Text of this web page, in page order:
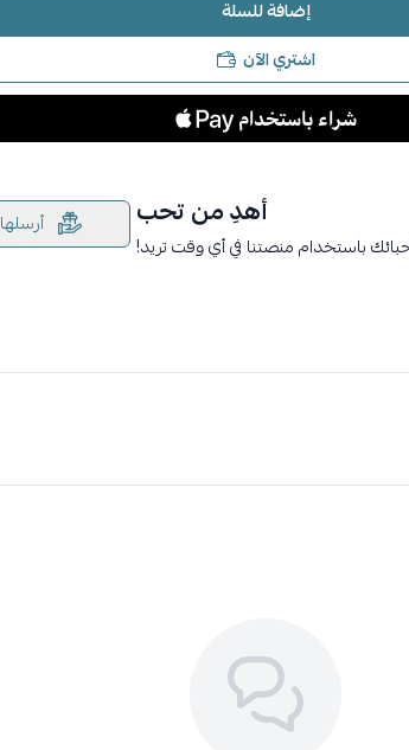
إضافة للسلة
اشتري الآن
أهدِ من تحب
باستخدام منصتنا في أي وقت تريد!